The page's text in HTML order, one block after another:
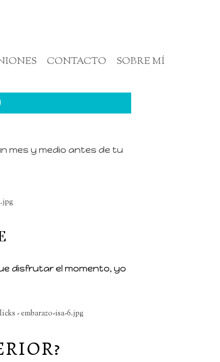
CONTACTO SOBRE MÍ
mes y medio antes de tu
disfrutar el momento, yo